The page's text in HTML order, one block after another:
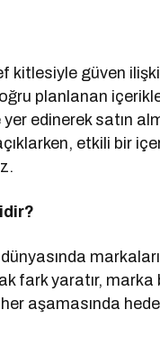
kitlesiyle güven
planlanan
edinerek satın
etkili bir
fark yaratır, marka
aşamasında